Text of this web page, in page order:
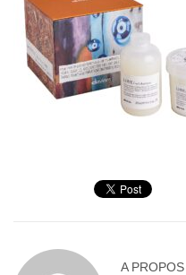
A PROPOS